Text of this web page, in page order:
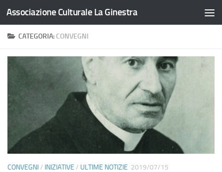
Salta al contenuto
Associazione Culturale La Ginestra
CATEGORIA: CONVEGNI
CONVEGNI/ INIZIATIVE / ULTIME NOTIZIE 2019/07/15